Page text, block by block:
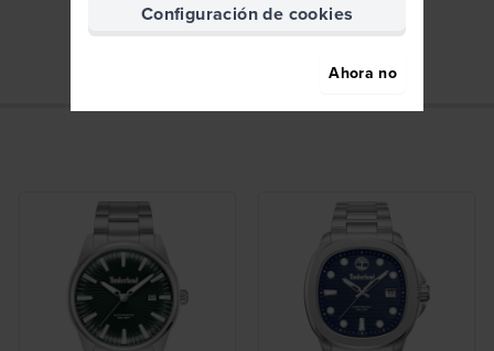
Fecha - Ventana
Configuración de cookies
Ahora no